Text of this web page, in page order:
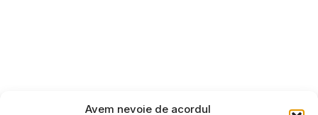
Avem nevoie de acordul